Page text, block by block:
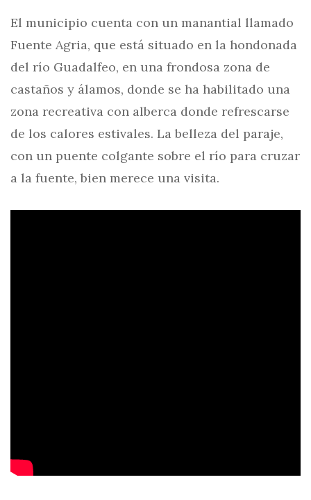
El municipio cuenta con un manantial llamado
Fuente Agria, que está situado en la hondonada
del río Guadalfeo, en una frondosa zona de
castaños y álamos, donde se ha habilitado una
zona recreativa con alberca donde refrescarse
de los calores estivales. La belleza del paraje,
con un puente colgante sobre el río para cruzar
a la fuente, bien merece una visita.